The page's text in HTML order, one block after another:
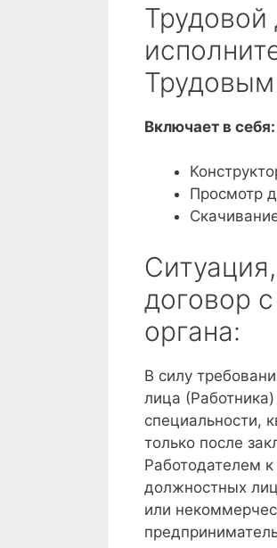
Трудовой
Включает в себя:
Просмотр
договор
органа:
В силу
лица
специальности,
только после
Работодателем
должностных
или